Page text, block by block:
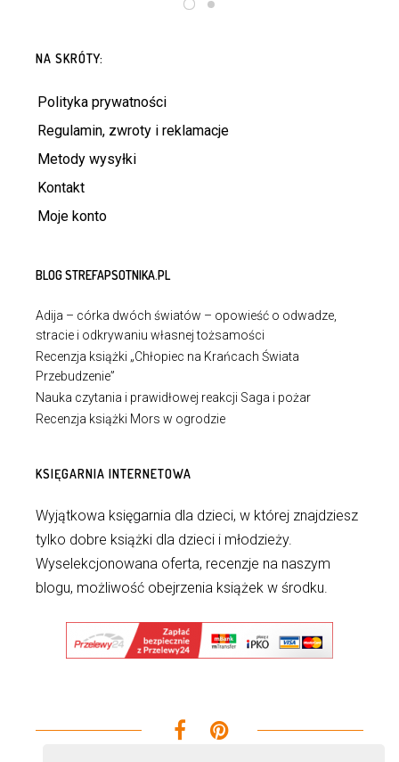
NA SKRÓTY:
Polityka prywatności
Regulamin, zwroty i reklamacje
Metody wysyłki
Kontakt
Moje konto
BLOG STREFAPSOTNIKA.PL
Adija – córka dwóch światów – opowieść o odwadze,
stracie i odkrywaniu własnej tożsamości
Recenzja książki „Chłopiec na Krańcach Świata
Przebudzenie”
Nauka czytania i prawidłowej reakcji Saga i pożar
Recenzja książki Mors w ogrodzie
KSIĘGARNIA INTERNETOWA
Wyjątkowa księgarnia dla dzieci, w której znajdziesz
tylko dobre książki dla dzieci i młodzieży.
Wyselekcjonowana oferta, recenzje na naszym
blogu, możliwość obejrzenia książek w środku.